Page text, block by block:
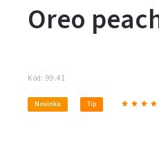
Oreo
Kód: 99.41
Novinka Tip